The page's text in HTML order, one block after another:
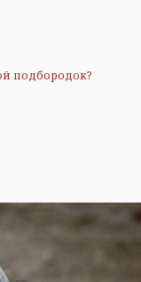
подбородок?